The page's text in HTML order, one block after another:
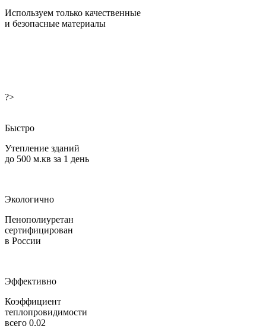
Используем только качественные
и безопасные материалы
?>
Быстро
Утепление зданий
до 500 м.кв за 1 день
Экологично
Пенополиуретан
сертифицирован
в России
Эффективно
Коэффициент
теплопровидимости
всего 0,02